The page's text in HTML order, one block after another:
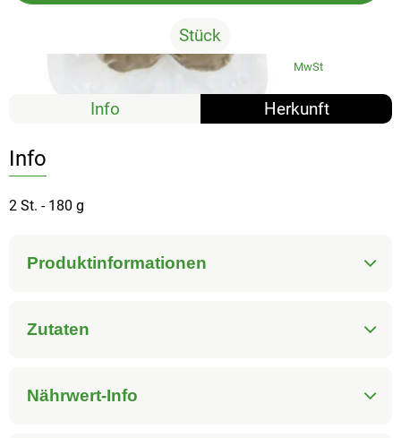
Stück
2,79 €/ Stück 15,50 € 7% MwSt
Info Herkunft
Info
2 St. - 180 g
Produktinformationen
Zutaten
Nährwert-Info